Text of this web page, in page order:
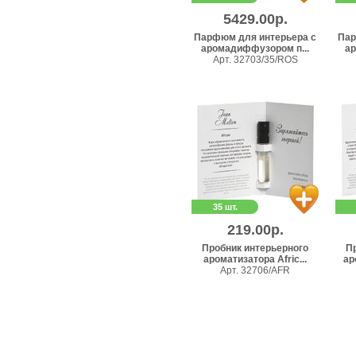
5429.00р.
Парфюм для интерьера с
аромадиффузором п...
Арт. 32703/35/ROS
35 шт.
219.00р.
Пробник интерьерного
ароматизатора Afric...
Арт. 32706/AFR